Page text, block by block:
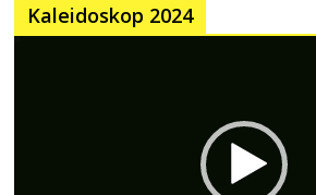
Kaleidoskop 2024